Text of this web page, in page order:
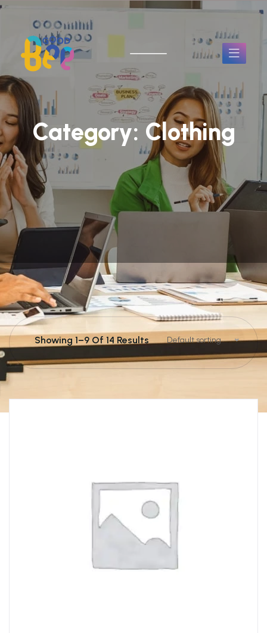
Category: Clothing
Showing 1–9 Of 14 Results Default sorting